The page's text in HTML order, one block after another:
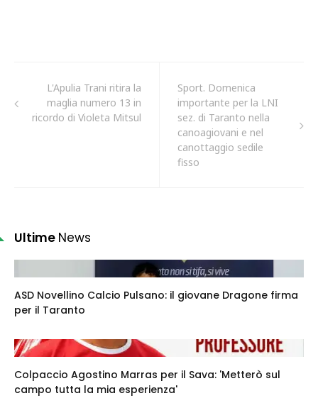
L'Apulia Trani ritira la
maglia numero 13 in
ricordo di Violeta Mitsul
Sport. Domenica
importante per la LNI
sez. di Taranto nella
canoagiovani e nel
canottaggio sedile
fisso
Ultime News
ASD Novellino Calcio Pulsano: il giovane Dragone firma
per il Taranto
Colpaccio Agostino Marras per il Sava: 'Metterò sul
campo tutta la mia esperienza'